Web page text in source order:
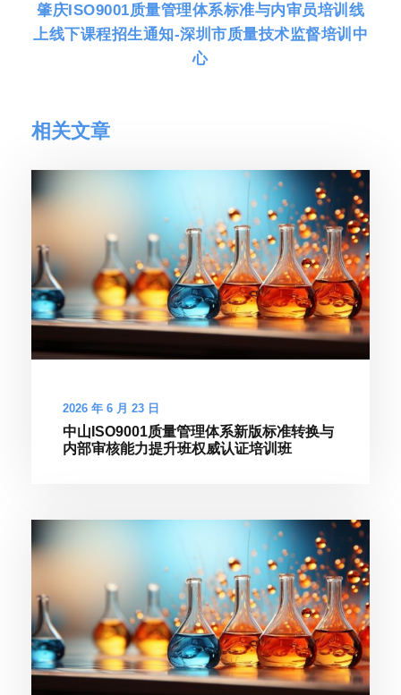
肇庆ISO9001质量管理体系标准与内审员培训线
上线下课程招生通知-深圳市质量技术监督培训中
心
相关文章
2026 年 6 月 23 日
中山ISO9001质量管理体系新版标准转换与
内部审核能力提升班权威认证培训班